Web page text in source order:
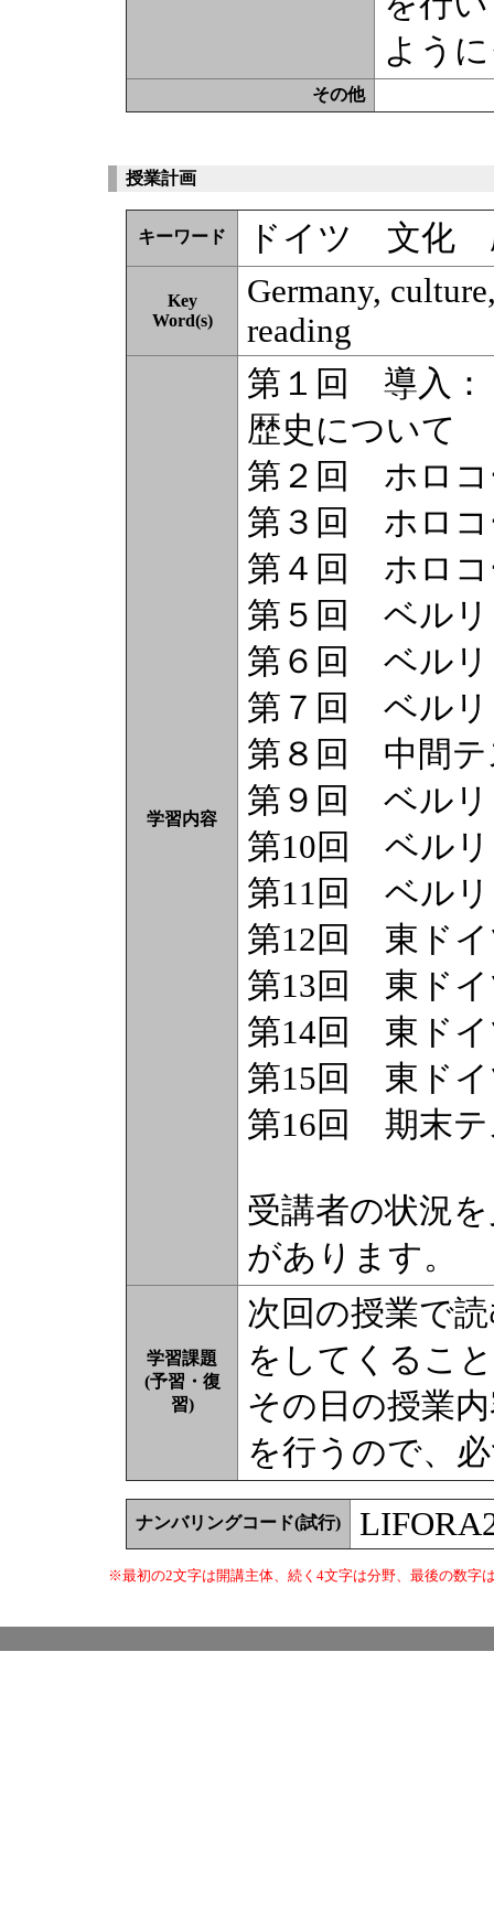
よう
その他
授業計画
キーワード ドイツ 文化
Key
Word(s)
Germany,
reading
学習内容
第１回 導入：
歴史について
第２回 ホロコ
第３回 ホロコ
第４回 ホロコ
第５回 ベルリ
第６回 ベルリ
第７回 ベルリ
第８回 中間テ
第９回 ベルリ
第10回 ベルリ
第11回 ベルリ
第12回 東ドイ
第13回 東ドイ
第14回 東ドイ
第15回 東ドイ
第16回 期末テ
受講者の状況
があります。
学習課題
(予習・復
習)
次回の授業で
をしてくるこ
その日の授業
を行うので、
ナンバリングコード(試行)
※最初の2文字は開講主体、続く4文字は分野、最後の数字